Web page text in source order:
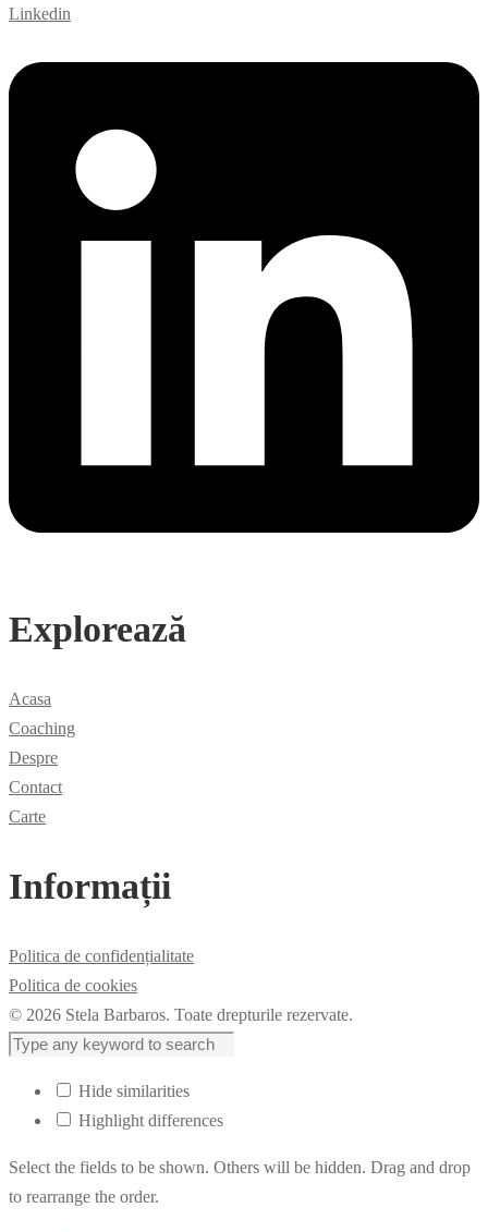
Linkedin
Explorează
Acasa
Coaching
Despre
Contact
Carte
Informații
Politica de confidențialitate
Politica de cookies
© 2026 Stela Barbaros. Toate drepturile rezervate.
Hide similarities
Highlight differences
Select the fields to be shown. Others will be hidden. Drag and drop
to rearrange the order.